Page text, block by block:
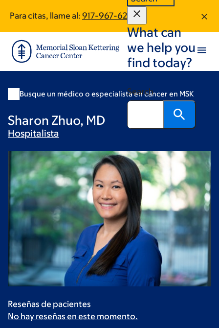
main
content
footer
Para citas, llame al: 917-967-6256
What can
we help you
find today?
Search
Busque un médico o especialista en cáncer en MSK
Sharon Zhuo, MD
Hospitalista
Reseñas de pacientes
No hay reseñas en este momento.